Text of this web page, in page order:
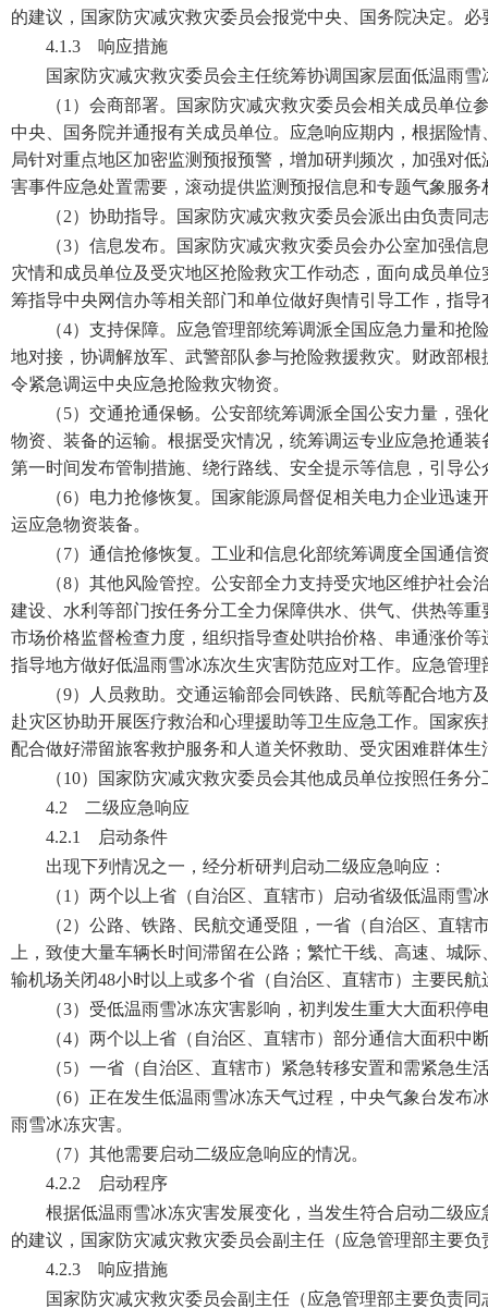
的建议，国家防灾减灾救灾委员会报党中央、国务院决定。
4.1.3 响应措施
国家防灾减灾救灾委员会主任统筹协调国家层面低温雨
（1）会商部署。国家防灾减灾救灾委员会相关成员单
中央、国务院并通报有关成员单位。应急响应期内，根据险
局针对重点地区加密监测预报预警，增加研判频次，加强对
害事件应急处置需要，滚动提供监测预报信息和专题气象服务
（2）协助指导。国家防灾减灾救灾委员会派出由负责
（3）信息发布。国家防灾减灾救灾委员会办公室加强
灾情和成员单位及受灾地区抢险救灾工作动态，面向成员单
筹指导中央网信办等相关部门和单位做好舆情引导工作，指
（4）支持保障。应急管理部统筹调派全国应急力量和
地对接，协调解放军、武警部队参与抢险救援救灾。财政部
令紧急调运中央应急抢险救灾物资。
（5）交通抢通保畅。公安部统筹调派全国公安力量，
物资、装备的运输。根据受灾情况，统筹调运专业应急抢通
第一时间发布管制措施、绕行路线、安全提示等信息，引导公
（6）电力抢修恢复。国家能源局督促相关电力企业迅
运应急物资装备。
（7）通信抢修恢复。工业和信息化部统筹调度全国通
（8）其他风险管控。公安部全力支持受灾地区维护社
建设、水利等部门按任务分工全力保障供水、供气、供热等
市场价格监督检查力度，组织指导查处哄抬价格、串通涨价
指导地方做好低温雨雪冰冻次生灾害防范应对工作。应急管
（9）人员救助。交通运输部会同铁路、民航等配合地
赴灾区协助开展医疗救治和心理援助等卫生应急工作。国家
配合做好滞留旅客救护服务和人道关怀救助、受灾困难群体
（10）国家防灾减灾救灾委员会其他成员单位按照任务
4.2 二级应急响应
4.2.1 启动条件
出现下列情况之一，经分析研判启动二级应急响应：
（1）两个以上省（自治区、直辖市）启动省级低温雨雪
（2）公路、铁路、民航交通受阻，一省（自治区、直
上，致使大量车辆长时间滞留在公路；繁忙干线、高速、城
输机场关闭48小时以上或多个省（自治区、直辖市）主要民
（3）受低温雨雪冰冻灾害影响，初判发生重大大面积停
（4）两个以上省（自治区、直辖市）部分通信大面积
（5）一省（自治区、直辖市）紧急转移安置和需紧急生
（6）正在发生低温雨雪冰冻天气过程，中央气象台发
雨雪冰冻灾害。
（7）其他需要启动二级应急响应的情况。
4.2.2 启动程序
根据低温雨雪冰冻灾害发展变化，当发生符合启动二级
的建议，国家防灾减灾救灾委员会副主任（应急管理部主要
4.2.3 响应措施
国家防灾减灾救灾委员会副主任（应急管理部主要负责